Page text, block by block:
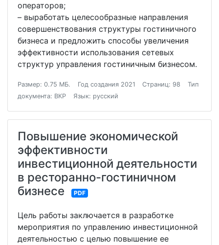
операторов;
– выработать целесообразные направления
совершенствования структуры гостиничного
бизнеса и предложить способы увеличения
эффективности использования сетевых
структур управления гостиничным бизнесом.
Размер: 0.75 МБ. Год создания 2021 Страниц: 98
Тип
документа: ВКР
Язык: русский
Повышение экономической
эффективности
инвестиционной деятельности
в ресторанно-гостиничном
бизнесе
PDF
Цель работы заключается в разработке
мероприятия по управлению инвестиционной
деятельностью с целью повышение ее